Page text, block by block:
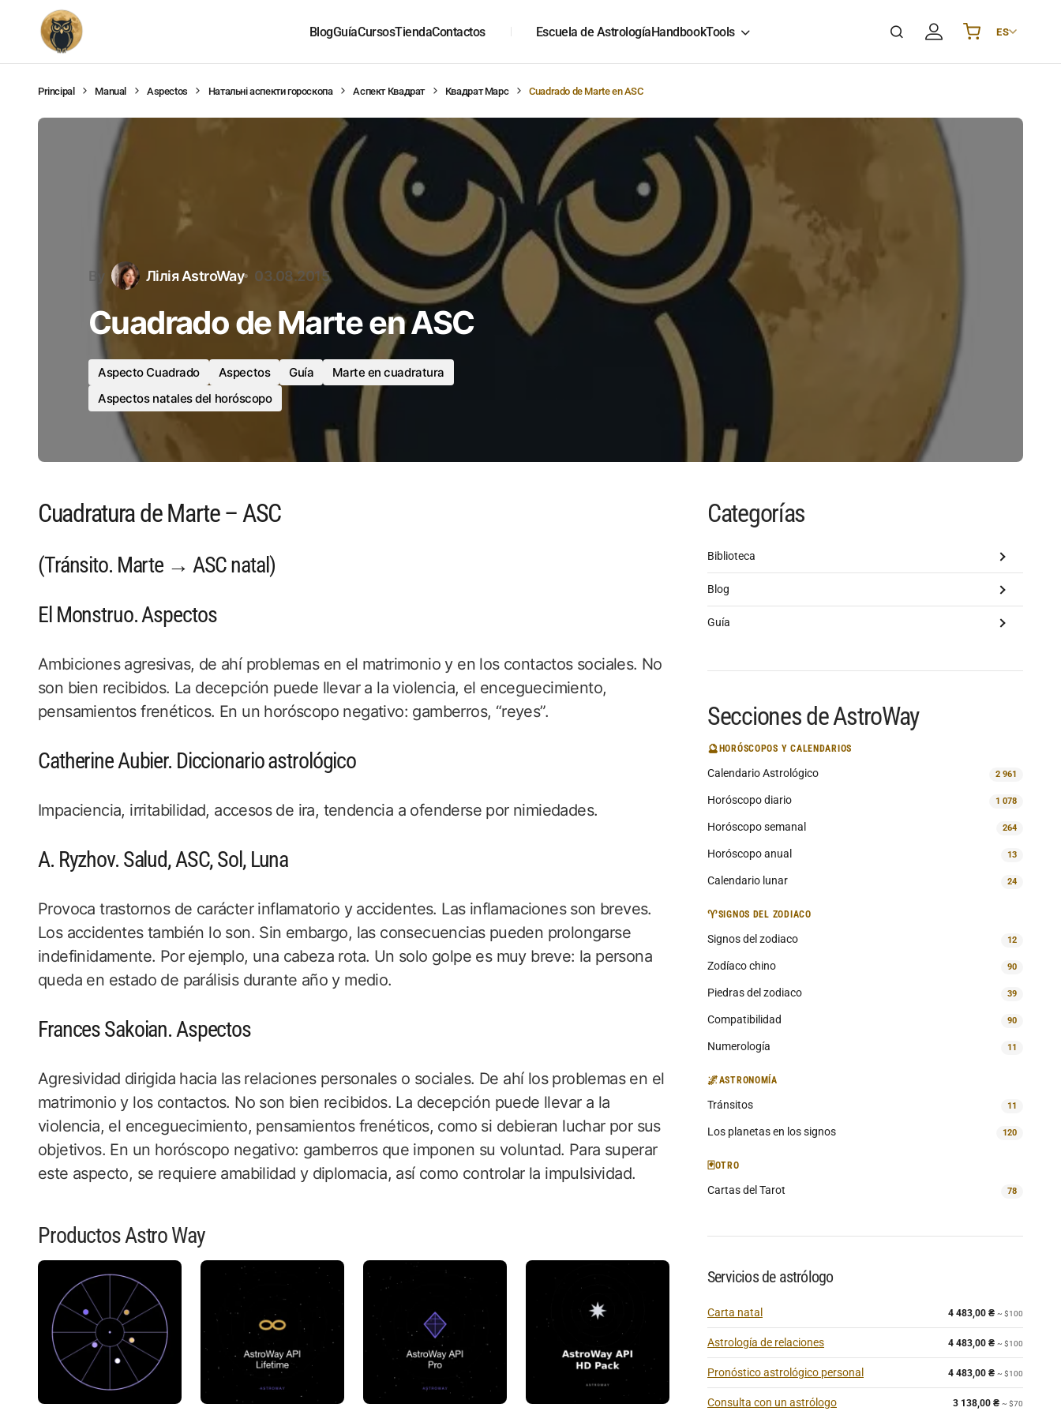
BlogGuíaCursosTiendaContactos Escuela de AstrologíaHandbookTools ES
UA Українська
Principal Manual Aspectos Натальні аспекти гороскопа Аспект Квадрат Квадрат Марс Cuadrado de Marte en ASC
By Лілія AstroWay 03.08.2015
Cuadrado de Marte en ASC
Aspecto Cuadrado Aspectos Guía
Marte en cuadratura
Aspectos natales del horóscopo
Cuadratura de Marte – ASC
(Tránsito. Marte → ASC natal)
El Monstruo. Aspectos
Ambiciones agresivas, de ahí problemas en el matrimonio y en los contactos sociales. No
son bien recibidos. La decepción puede llevar a la violencia, el enceguecimiento,
pensamientos frenéticos. En un horóscopo negativo: gamberros, “reyes”.
Catherine Aubier. Diccionario astrológico
Impaciencia, irritabilidad, accesos de ira, tendencia a ofenderse por nimiedades.
A. Ryzhov. Salud, ASC, Sol, Luna
Provoca trastornos de carácter inflamatorio y accidentes. Las inflamaciones son breves.
Los accidentes también lo son. Sin embargo, las consecuencias pueden prolongarse
indefinidamente. Por ejemplo, una cabeza rota. Un solo golpe es muy breve: la persona
queda en estado de parálisis durante año y medio.
Frances Sakoian. Aspectos
Agresividad dirigida hacia las relaciones personales o sociales. De ahí los problemas en el
matrimonio y los contactos. No son bien recibidos. La decepción puede llevar a la
violencia, el enceguecimiento, pensamientos frenéticos, como si debieran luchar por sus
objetivos. En un horóscopo negativo: gamberros que imponen su voluntad. Para superar
este aspecto, se requiere amabilidad y diplomacia, así como controlar la impulsividad.
Productos Astro Way
Categorías
Biblioteca
Blog
Guía
Secciones de AstroWay
🔮HORÓSCOPOS Y CALENDARIOS
Calendario Astrológico 2 961
Horóscopo diario 1 078
Horóscopo semanal 264
Horóscopo anual 13
Calendario lunar 24
♈SIGNOS DEL ZODIACO
Signos del zodiaco 12
Zodíaco chino 90
Piedras del zodiaco 39
Compatibilidad 90
Numerología 11
🌌ASTRONOMÍA
Tránsitos 11
Los planetas en los signos 120
🃏OTRO
Cartas del Tarot 78
Servicios de astrólogo
Carta natal 4 483,00 ₴ ~ $100
Astrología de relaciones 4 483,00 ₴ ~ $100
Pronóstico astrológico personal 4 483,00 ₴ ~ $100
Consulta con un astrólogo 3 138,00 ₴ ~ $70